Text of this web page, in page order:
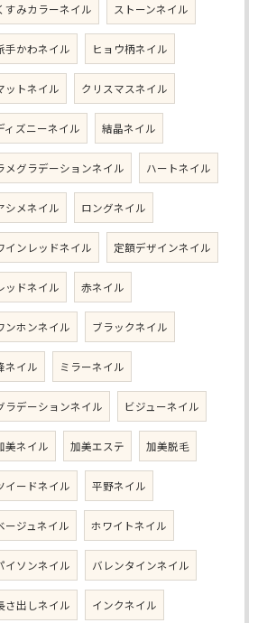
すみカラーネイル ストーンネイル
手かわネイル ヒョウ柄ネイル
ットネイル クリスマスネイル
ィズニーネイル 結晶ネイル
メグラデーションネイル ハートネイル
シメネイル ロングネイル
インレッドネイル 定額デザインネイル
ッドネイル 赤ネイル
ンホンネイル ブラックネイル
ネイル ミラーネイル
ラデーションネイル ビジューネイル
美ネイル 加美エステ 加美脱毛
イードネイル 平野ネイル
ージュネイル ホワイトネイル
イソンネイル バレンタインネイル
さ出しネイル インクネイル